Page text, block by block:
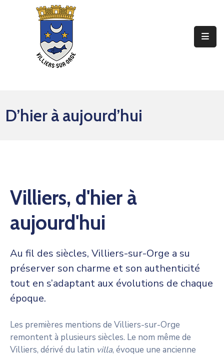
Mes
D’hier à aujourd’hui
Villiers, d'hier à
aujourd'hui
Au fil des siècles, Villiers-sur-Orge a su
préserver son charme et son authenticité
tout en s’adaptant aux évolutions de chaque
époque.
Les premières mentions de Villiers-sur-Orge
remontent à plusieurs siècles. Le nom même de
Villiers, dérivé du latin villa, évoque une ancienne